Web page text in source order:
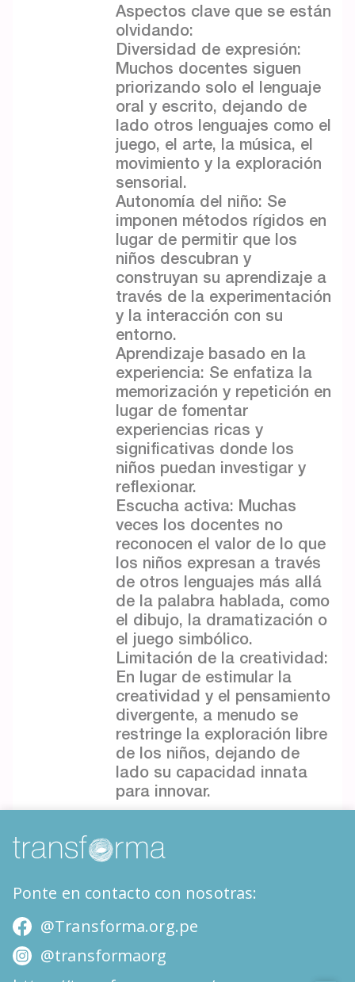
Aspectos clave que se están
olvidando:
Diversidad de expresión:
Muchos docentes siguen
priorizando solo el lenguaje
oral y escrito, dejando de
lado otros lenguajes como el
juego, el arte, la música, el
movimiento y la exploración
sensorial.
Autonomía del niño: Se
imponen métodos rígidos en
lugar de permitir que los
niños descubran y
construyan su aprendizaje a
través de la experimentación
y la interacción con su
entorno.
Aprendizaje basado en la
experiencia: Se enfatiza la
memorización y repetición en
lugar de fomentar
experiencias ricas y
significativas donde los
niños puedan investigar y
reflexionar.
Escucha activa: Muchas
veces los docentes no
reconocen el valor de lo que
los niños expresan a través
de otros lenguajes más allá
de la palabra hablada, como
el dibujo, la dramatización o
el juego simbólico.
Limitación de la creatividad:
En lugar de estimular la
creatividad y el pensamiento
divergente, a menudo se
restringe la exploración libre
de los niños, dejando de
lado su capacidad innata
para innovar.
Ponte en contacto con nosotras:
@Transforma.org.pe
@transformaorg